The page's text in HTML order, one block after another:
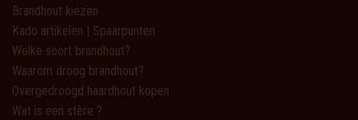
Brandhout kiezen
Kado artikelen | Spaarpunten
Welke soort brandhout?
Waarom droog brandhout?
Overgedroogd haardhout kopen
Wat is een stère ?